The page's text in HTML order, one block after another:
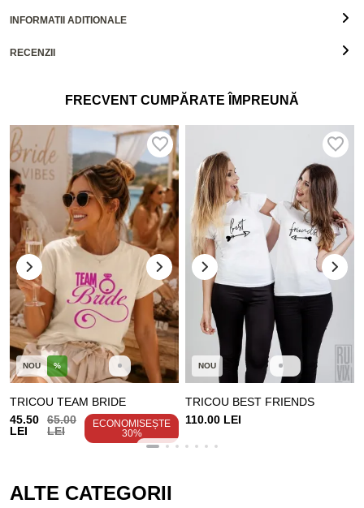
INFORMATII ADITIONALE
RECENZII
FRECVENT CUMPĂRATE ÎMPREUNĂ
NOU %
TRICOU TEAM BRIDE
45.50
LEI
65.00
LEI
ECONOMISEȘTE
30%
NOU
TRICOU BEST FRIENDS
110.00 LEI
ALTE CATEGORII